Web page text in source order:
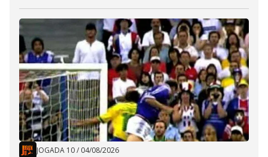
JOGADA 10/ 04/08/2026